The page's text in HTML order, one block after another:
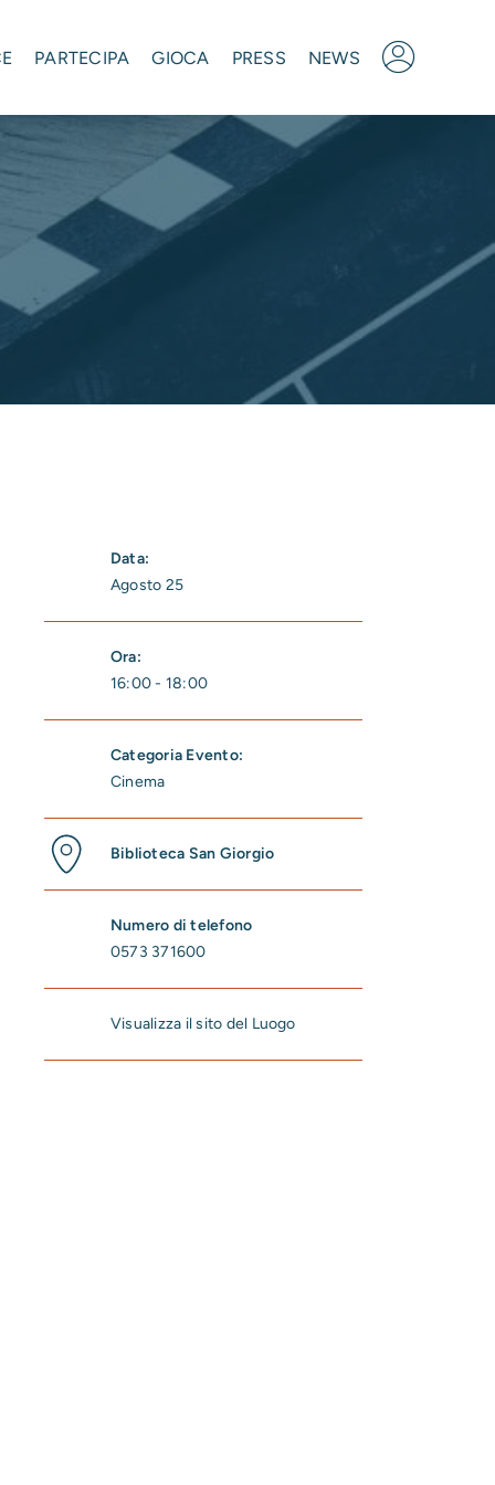
PARTECIPA GIOCA PRESS NEWS
Data:
Agosto 25
Ora:
16:00 - 18:00
Categoria Evento:
Cinema
Biblioteca San Giorgio
Numero di telefono
0573 371600
Visualizza il sito del Luogo